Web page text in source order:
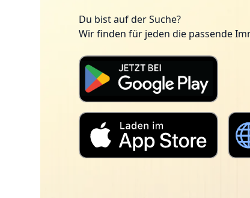
Du bist auf der Suche?
Wir finden für jeden die passende